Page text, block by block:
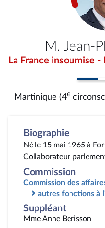
M. Jean-
La France insoumise
Martinique (4e
Biographie
Né le 15 mai 1965 à
Collaborateur
Commission
Commission des
autres fonctions à
Suppléant
Mme Anne Berisson